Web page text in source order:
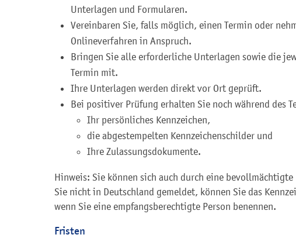
Unterlagen und Formularen.
Vereinbaren Sie, falls möglich, einen Termin oder
Onlineverfahren in Anspruch.
Bringen Sie alle erforderliche Unterlagen sowie die
Termin mit.
Ihre Unterlagen werden direkt vor Ort geprüft.
Bei positiver Prüfung erhalten Sie noch während des
Ihr persönliches Kennzeichen,
die abgestempelten Kennzeichenschilder und
Ihre Zulassungsdokumente.
Hinweis: Sie können sich auch durch eine
Sie nicht in Deutschland gemeldet, können Sie das
wenn Sie eine empfangsberechtigte Person benennen.
Fristen